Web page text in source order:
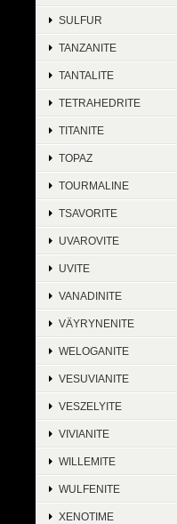
SULFUR
TANZANITE
TANTALITE
TETRAHEDRITE
TITANITE
TOPAZ
TOURMALINE
TSAVORITE
UVAROVITE
UVITE
VANADINITE
VÄYRYNENITE
WELOGANITE
VESUVIANITE
VESZELYITE
VIVIANITE
WILLEMITE
WULFENITE
XENOTIME